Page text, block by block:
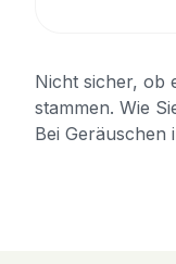
Nicht sicher, ob
stammen. Wie
Bei Geräuschen